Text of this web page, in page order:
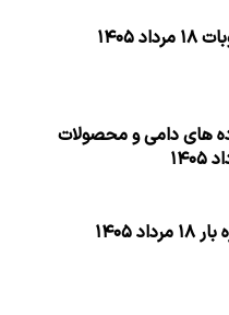
۱۴۰۵
های دامی و محصولات
۱۴۰۵